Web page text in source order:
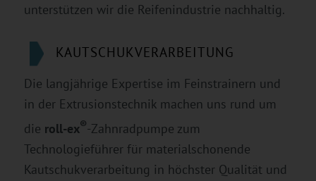
unterstützen wir die Reifenindustrie nachhaltig.
KAUTSCHUKVERARBEITUNG
Die langjährige Expertise im Feinstrainern und
in der Extrusionstechnik machen uns rund um
die roll-ex®-Zahnradpumpe zum
Technologieführer für materialschonende
Kautschukverarbeitung in höchster Qualität und